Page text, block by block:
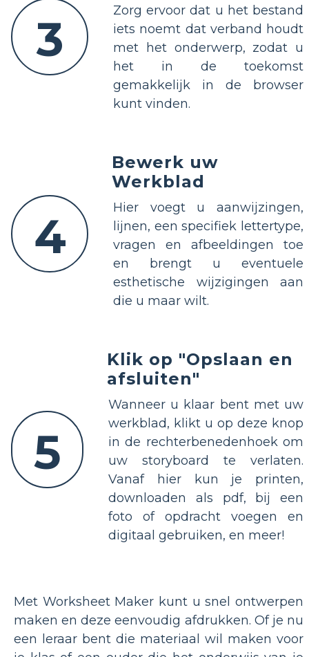
3
Zorg ervoor dat u het bestand
iets noemt dat verband houdt
met het onderwerp, zodat u
het in de toekomst
gemakkelijk in de browser
kunt vinden.
4
Bewerk uw
Werkblad
Hier voegt u aanwijzingen,
lijnen, een specifiek lettertype,
vragen en afbeeldingen toe
en brengt u eventuele
esthetische wijzigingen aan
die u maar wilt.
5
Klik op "Opslaan en
afsluiten"
Wanneer u klaar bent met uw
werkblad, klikt u op deze knop
in de rechterbenedenhoek om
uw storyboard te verlaten.
Vanaf hier kun je printen,
downloaden als pdf, bij een
foto of opdracht voegen en
digitaal gebruiken, en meer!
Met Worksheet Maker kunt u snel ontwerpen
maken en deze eenvoudig afdrukken. Of je nu
een leraar bent die materiaal wil maken voor